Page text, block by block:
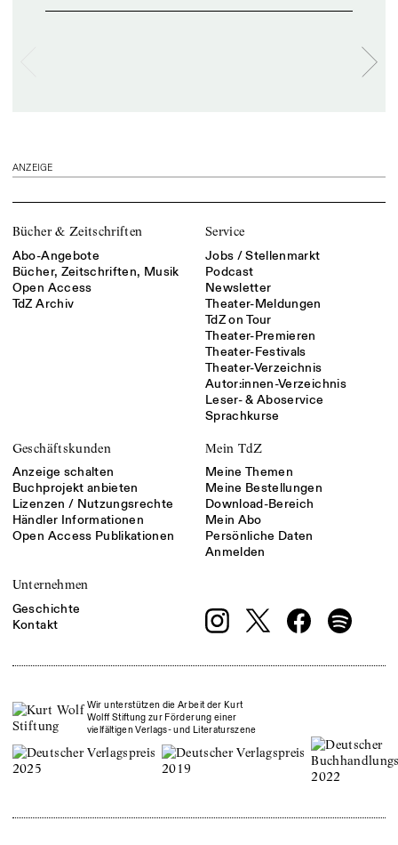
ANZEIGE
Bücher & Zeitschriften
Abo-Angebote
Bücher, Zeitschriften, Musik
Open Access
TdZ Archiv
Service
Jobs / Stellenmarkt
Podcast
Newsletter
Theater-Meldungen
TdZ on Tour
Theater-Premieren
Theater-Festivals
Theater-Verzeichnis
Autor:innen-Verzeichnis
Leser- & Aboservice
Sprachkurse
Geschäftskunden
Anzeige schalten
Buchprojekt anbieten
Lizenzen / Nutzungsrechte
Händler Informationen
Open Access Publikationen
Mein TdZ
Meine Themen
Meine Bestellungen
Download-Bereich
Mein Abo
Persönliche Daten
Anmelden
Unternehmen
Geschichte
Kontakt
Wir unterstützen die Arbeit der Kurt
Wolff Stiftung zur Förderung einer
vielfältigen Verlags- und Literaturszene